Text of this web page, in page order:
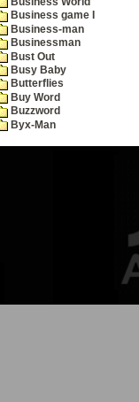
Business game I
Business-man
Businessman
Bust Out
Busy Baby
Butterflies
Buy Word
Buzzword
Byx-Man